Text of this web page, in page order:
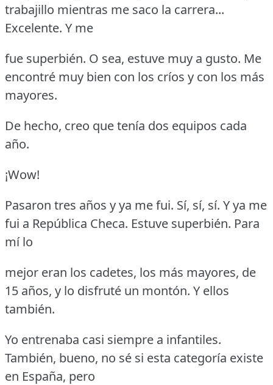
trabajillo mientras me saco la carrera...
Excelente. Y me
fue superbién. O sea, estuve muy a gusto. Me
encontré muy bien con los críos y con los más
mayores.
De hecho, creo que tenía dos equipos cada
año.
¡Wow!
Pasaron tres años y ya me fui. Sí, sí, sí. Y ya me
fui a República Checa. Estuve superbién. Para
mí lo
mejor eran los cadetes, los más mayores, de
15 años, y lo disfruté un montón. Y ellos
también.
Yo entrenaba casi siempre a infantiles.
También, bueno, no sé si esta categoría existe
en España, pero